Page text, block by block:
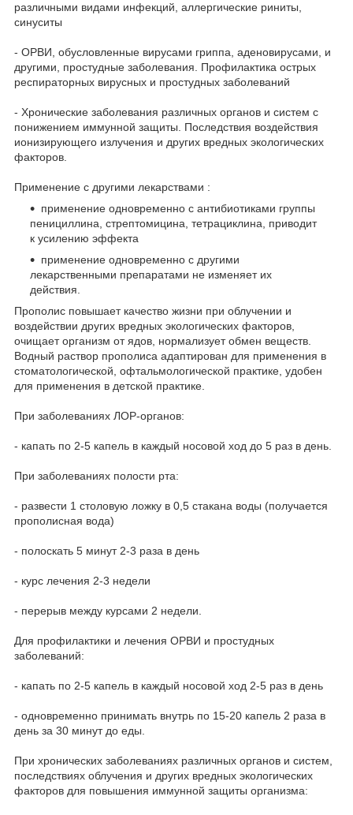
различными видами инфекций, аллергические риниты,
синуситы
- ОРВИ, обусловленные вирусами гриппа, аденовирусами, и
другими, простудные заболевания. Профилактика острых
респираторных вирусных и простудных заболеваний
- Хронические заболевания различных органов и систем с
понижением иммунной защиты. Последствия воздействия
ионизирующего излучения и других вредных экологических
факторов.
Применение с другими лекарствами :
применение одновременно с антибиотиками группы
пенициллина, стрептомицина, тетрациклина, приводит
к усилению эффекта
применение одновременно с другими
лекарственными препаратами не изменяет их
действия.
Прополис повышает качество жизни при облучении и
воздействии других вредных экологических факторов,
очищает организм от ядов, нормализует обмен веществ.
Водный раствор прополиса адаптирован для применения в
стоматологической, офтальмологической практике, удобен
для применения в детской практике.
При заболеваниях ЛОР-органов:
- капать по 2-5 капель в каждый носовой ход до 5 раз в день.
При заболеваниях полости рта:
- развести 1 столовую ложку в 0,5 стакана воды (получается
прополисная вода)
- полоскать 5 минут 2-3 раза в день
- курс лечения 2-3 недели
- перерыв между курсами 2 недели.
Для профилактики и лечения ОРВИ и простудных
заболеваний:
- капать по 2-5 капель в каждый носовой ход 2-5 раз в день
- одновременно принимать внутрь по 15-20 капель 2 раза в
день за 30 минут до еды.
При хронических заболеваниях различных органов и систем,
последствиях облучения и других вредных экологических
факторов для повышения иммунной защиты организма: